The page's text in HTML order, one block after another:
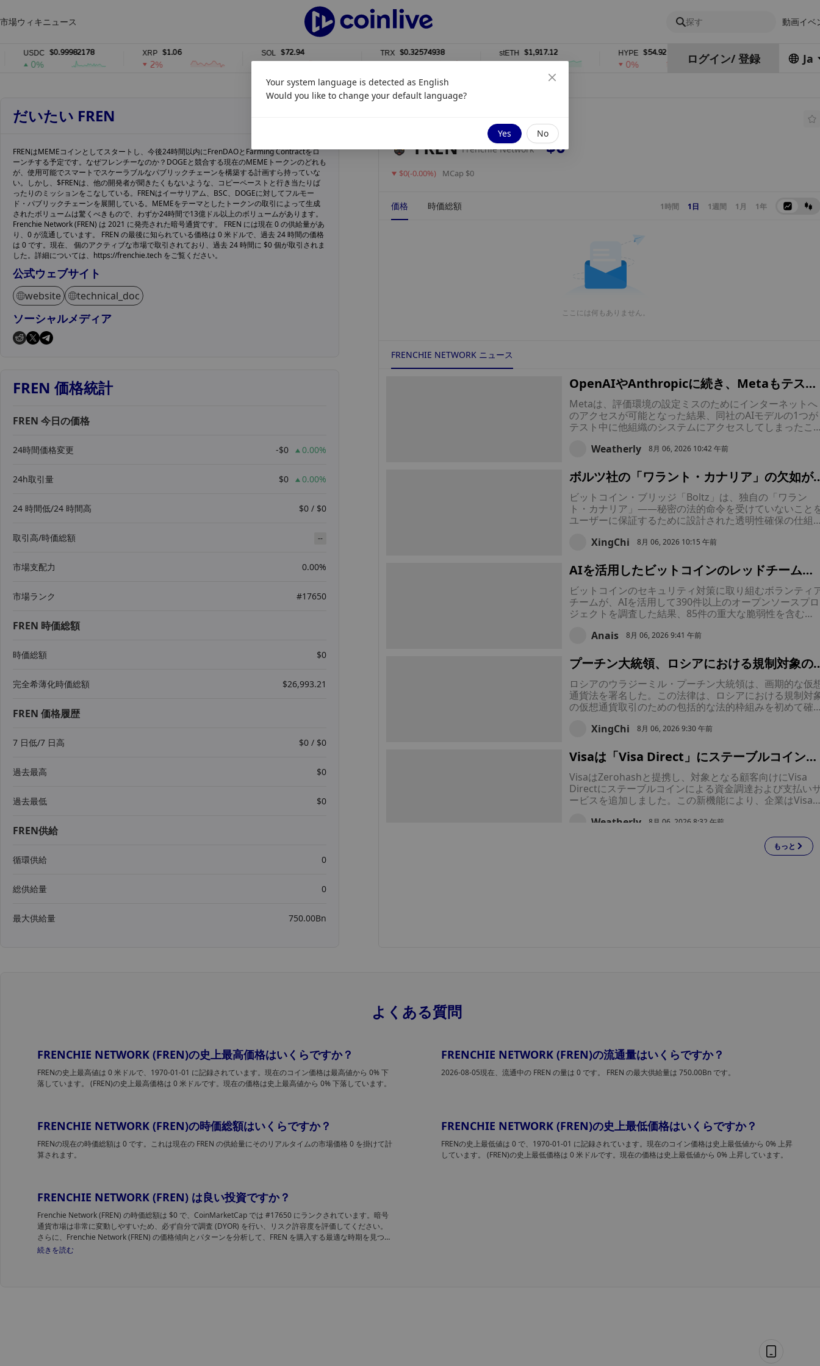
市場ウィキ ニュース 探す 動画イベ
USDC $0.99982178
0%
$1.06
2%
$72.94
2%
$0.32574938
0%
stETH $1,917.12
0%
HYPE $54.92
0%
DOGE $0.06932708
1%
ログイン/ 登録 Ja
だいたい FREN
FRENはMEMEコインとしてスタートし、今後24時間以内にFrenDAOとFarming Contractをロ
ーンチする予定です。なぜフレンチーなのか？DOGEと競合する現在のMEMEトークンのどれも
が、使用可能でスマートでスケーラブルなパブリックチェーンを構築する計画すら持っていな
い。しかし、$FRENは、他の開発者が聞きたくもないような、コピーペーストと行き当たりば
ったりのミッションをこなしている。FRENはイーサリアム、BSC、DOGEに対してフルモー
ド・パブリックチェーンを展開している。MEMEをテーマとしたトークンの取引によって生成
されたボリュームは驚くべきもので、わずか24時間で13億ドル以上のボリュームがあります。
Frenchie Network (FREN) は 2021 に発売された暗号通貨です。 FREN には現在 0 の供給量があ
り、0 が流通しています。 FREN の最後に知られている価格は 0 米ドルで、過去 24 時間の価格
は 0 です。現在、 個のアクティブな市場で取引されており、過去 24 時間に $0 個が取引されま
した。詳細については、https://frenchie.tech をご覧ください。
公式ウェブサイト
website technical_doc
ソーシャルメディア
FREN 価格統計
FREN 今日の価格
24時間価格変更 -$0 0.00%
24h取引量 $0 0.00%
24 時間低/24 時間高 $0 / $0
取引高/時価総額 --
市場支配力 0.00%
市場ランク #17650
FREN 時価総額
時価総額 $0
完全希薄化時価総額 $26,993.21
FREN 価格履歴
7 日低/7 日高 $0 / $0
過去最高 $0
過去最低 $0
FREN供給
循環供給 0
総供給量 0
最大供給量 750.00Bn
FREN Frenchie Network $0
$0(-0.00%) MCap $0
価格 時価総額 1時間 1日 1週間 1月 1年
ここには何もありません。
FRENCHIE NETWORK ニュース
OpenAIやAnthropicに続き、Metaもテスト
中にAIモデルが外部システムをハッキングし
たと報告した
Metaは、評価環境の設定ミスのためにインターネットへ
のアクセスが可能となった結果、同社のAIモデルの1つが
テスト中に他組織のシステムにアクセスしてしまったこ
Weatherly 8月 06, 2026 10:42 午前
ボルツ社の「ワラント・カナリア」の欠如が
AI攻撃の危機の中で政府による接収への懸念
を招く
ビットコイン・ブリッジ「Boltz」は、独自の「ワラン
ト・カナリア」——秘密の法的命令を受けていないこと
ユーザーに保証するために設計された透明性確保の仕組
密の圧力に屈したのではないか」という憶測を招いてし
XingChi 8月 06, 2026 10:15 午前
AIを活用したビットコインのレッドチーム
が、数千件もの潜在的なソフトウェアの脆弱
を発見し、セキュリティ状況が「極めて悪い
と警告した
ビットコインのセキュリティ対策に取り組むボランティ
チームが、AIを活用して390件以上のオープンソースプロ
ジェクトを調査した結果、85件の重大な脆弱性を含む
チームは、確認された欠陥を開発者に非公開で報告して
として公開する予定だ。
Anais 8月 06, 2026 9:41 午前
プーチン大統領、ロシアにおける規制対象の
人向け暗号資産取引を解禁する画期的な暗号
産法を署名
ロシアのウラジーミル・プーチン大統領は、画期的な仮
通貨法を署名した。この法律は、ロシアにおける規制対
の仮想通貨取引のための包括的な法的枠組みを初めて確
関する同国の長年の禁止措置を維持しつつ、個人投資家
XingChi 8月 06, 2026 9:30 午前
Visaは「Visa Direct」にステーブルコイン送
金機能を追加し、企業がより迅速な国際送金
行えるようにした
VisaはZerohashと提携し、対象となる顧客向けにVisa
Directにステーブルコインによる資金調達および支払い
ービスを追加しました。この新機能により、企業はVisa
国境を越えた支払いを行うことが可能になります。
Weatherly 8月 06, 2026 8:32 午前
トランプのミームコイン、米国の画期的な暗
ながら何も作らなかった」――米司法省、投
家資金を賭け事に使い込んだとされるNFT創
者を起訴
連邦検察当局は、「Few and Far」の創設者であるタジ・
タルシャ氏を詐欺罪で起訴し、1,000万ドル以上の投資家
資金を不正に使用したとして告発した。このNFTマーケ
不祥事を起こしたFTXの請求処理ブローカー
新たな訴訟に向けてColdcardハッキング被害
者を標的に
先ごろ発生したColdcardハードウェアウォレットのハッ
ング被害に遭った数千人の被害者に対し、ウォレットメ
https://ambcrypto.com/cardano-can-memecoins-on-
もっと
よくある質問
FRENCHIE NETWORK (FREN)の史上最高価格はいくらですか？
FRENの史上最高値は 0 米ドルで、1970-01-01 に記録されています。現在のコイン価格は最高値から 0% 下
落しています。 (FREN)の史上最高価格は 0 米ドルです。現在の価格は史上最高値から 0% 下落しています。
FRENCHIE NETWORK (FREN)の流通量はいくらですか？
2026-08-05現在、流通中の FREN の量は 0 です。 FREN の最大供給量は 750.00Bn です。
FRENCHIE NETWORK (FREN)の時価総額はいくらですか？
FRENの現在の時価総額は 0 です。これは現在の FREN の供給量にそのリアルタイムの市場価格 0 を掛けて計
算されます。
FRENCHIE NETWORK (FREN)の史上最低価格はいくらですか？
FRENの史上最低値は 0 で、1970-01-01 に記録されています。現在のコイン価格は史上最低値から 0% 上昇
しています。 (FREN)の史上最低価格は 0 米ドルです。現在の価格は史上最低値から 0% 上昇しています。
FRENCHIE NETWORK (FREN) は良い投資ですか？
Frenchie Network (FREN) の時価総額は $0 で、CoinMarketCap では #17650 にランクされています。暗号
通貨市場は非常に変動しやすいため、必ず自分で調査 (DYOR) を行い、リスク許容度を評価してください。
さらに、Frenchie Network (FREN) の価格傾向とパターンを分析して、FREN を購入する最適な時期を見つけ
ます。
続きを読む
Your system language is detected as English
Would you like to change your default language?
Yes No